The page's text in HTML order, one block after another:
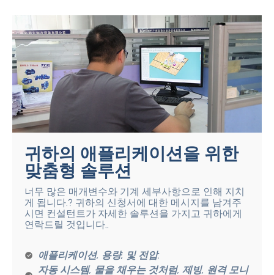
귀하의 애플리케이션을 위한
맞춤형 솔루션
너무 많은 매개변수와 기계 세부사항으로 인해 지치
게 됩니다.? 귀하의 신청서에 대한 메시지를 남겨주
시면 컨설턴트가 자세한 솔루션을 가지고 귀하에게
연락드릴 것입니다..
애플리케이션, 용량, 및 전압.
자동 시스템, 물을 채우는 것처럼, 제빙, 원격 모니